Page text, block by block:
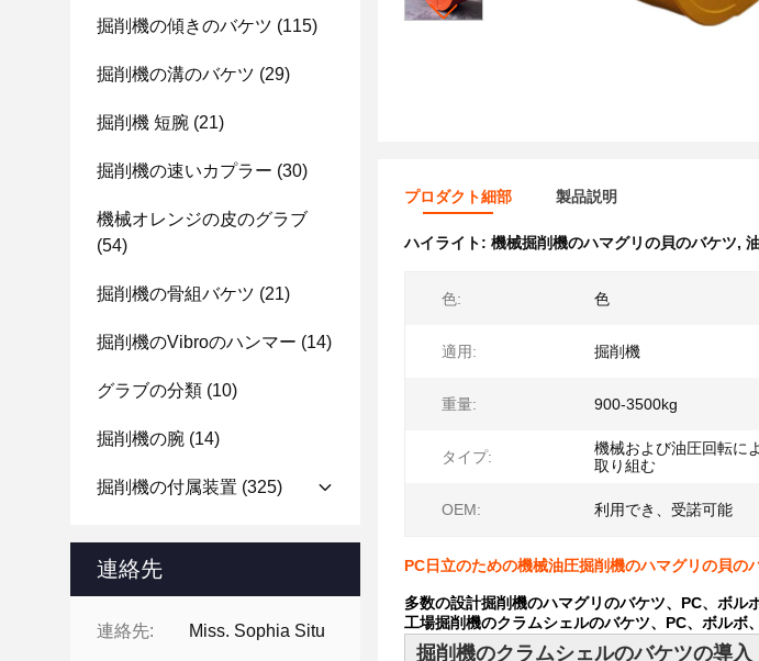
掘削機の傾きのバケツ (115)
掘削機の溝のバケツ (29)
掘削機 短腕 (21)
掘削機の速いカプラー (30)
機械オレンジの皮のグラブ
(54)
掘削機の骨組バケツ (21)
掘削機のvibroのハンマー (14)
グラブの分類 (10)
掘削機の腕 (14)
掘削機の付属装置 (325)
連絡先
連絡先: Miss. Sophia Situ
プロダクト細部 製品説明
ハイライト: 機械掘削機のハマグリの貝のバケツ,
色: 色
適用: 掘削機
重量: 900-3500kg
タイプ:
機械および油圧回転に
取り組む
OEM: 利用でき、受諾可能
PC日立のための機械油圧掘削機のハマグリの貝の
多数の設計掘削機のハマグリのバケツ、PC、ボ
工場掘削機のクラムシェルのバケツ、PC、ボル
掘削機のクラムシェルのバケツの導入